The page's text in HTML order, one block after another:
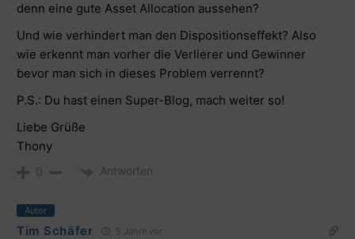
denn eine gute Asset Allocation aussehen?
Und wie verhindert man den Dispositionseffekt? Also
wie erkennt man vorher die Verlierer und Gewinner
bevor man sich in dieses Problem verrennt?
P.S.: Du hast einen Super-Blog, mach weiter so!
Liebe Grüße
Thony
0 Antworten
Autor
Tim Schäfer 5 Jahre vor